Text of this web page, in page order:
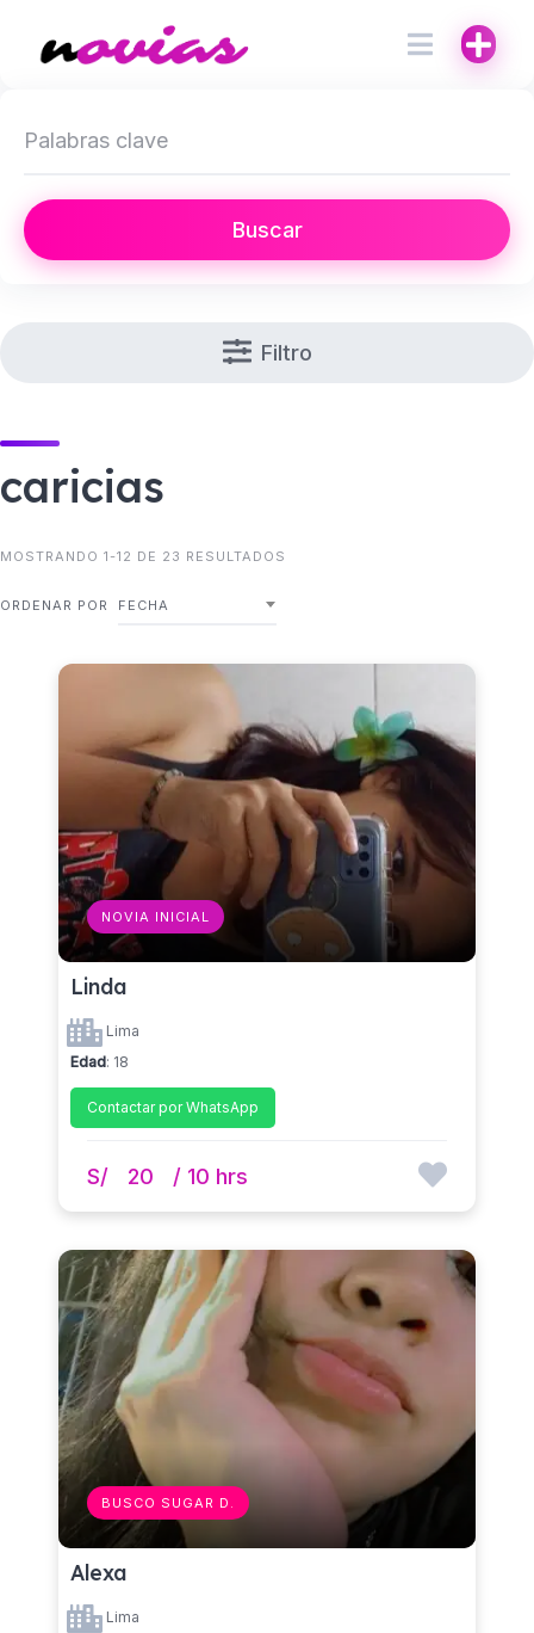
Buscar
Filtro
caricias
MOSTRANDO 1-12 DE 23 RESULTADOS
ORDENAR POR FECHA
NOVIA INICIAL
Linda
Lima
Edad: 18
Contactar por WhatsApp
S/ 20 / 10 hrs
BUSCO SUGAR D.
Alexa
Lima